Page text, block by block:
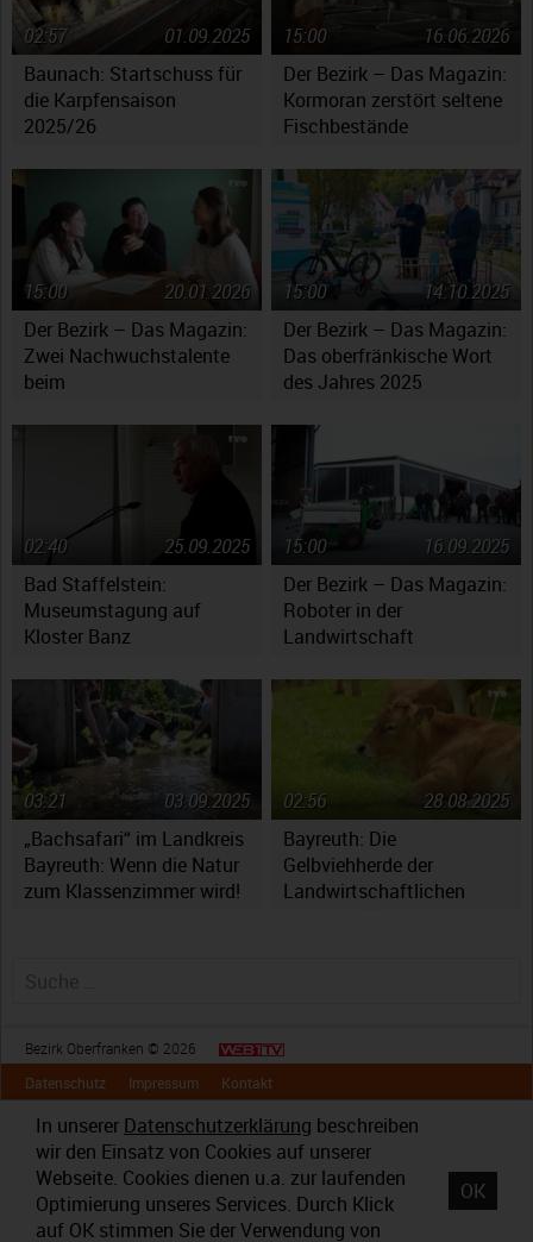
Baunach: Startschuss für
die Karpfensaison
2025/26
01.09.2025
02:57
Der Bezirk – Das Magazin:
Kormoran zerstört seltene
Fischbestände
16.06.2026
15:00
Der Bezirk – Das Magazin:
Zwei Nachwuchstalente
beim
Oberfranken
20.01.2026
15:00
Der Bezirk – Das Magazin:
Das oberfränkische Wort
des Jahres 2025
14.10.2025
15:00
Bad Staffelstein:
Museumstagung auf
Kloster Banz
25.09.2025
02:40
Der Bezirk – Das Magazin:
Roboter in der
Landwirtschaft
16.09.2025
15:00
„Bachsafari“ im Landkreis
Bayreuth: Wenn die Natur
zum Klassenzimmer wird!
03.09.2025
03:21
Bayreuth: Die
Gelbviehherde der
Landwirtschaftlichen
28.08.2025
02:56
Bezirk Oberfranken © 2026
Datenschutz
Impressum Kontakt
In unserer Datenschutzerklärung beschreiben
wir den Einsatz von Cookies auf unserer
Webseite. Cookies dienen u.a. zur laufenden
Optimierung unseres Services. Durch Klick
auf OK stimmen Sie der Verwendung von
OK